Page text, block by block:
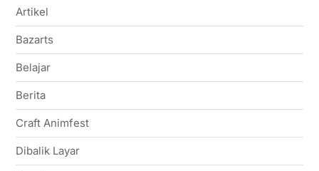
Artikel
Bazarts
Belajar
Berita
Craft Animfest
Dibalik Layar